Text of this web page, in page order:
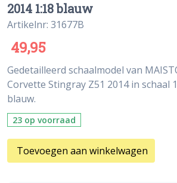
2014 1:18 blauw
Artikelnr: 31677B
49,95
Gedetailleerd schaalmodel van
Corvette Stingray Z51 2014 in schaal
blauw.
23 op voorraad
Toevoegen aan winkelwagen